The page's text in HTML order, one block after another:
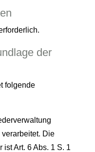
der
folgende
Die
ist Art. 6 Abs. 1 S. 1